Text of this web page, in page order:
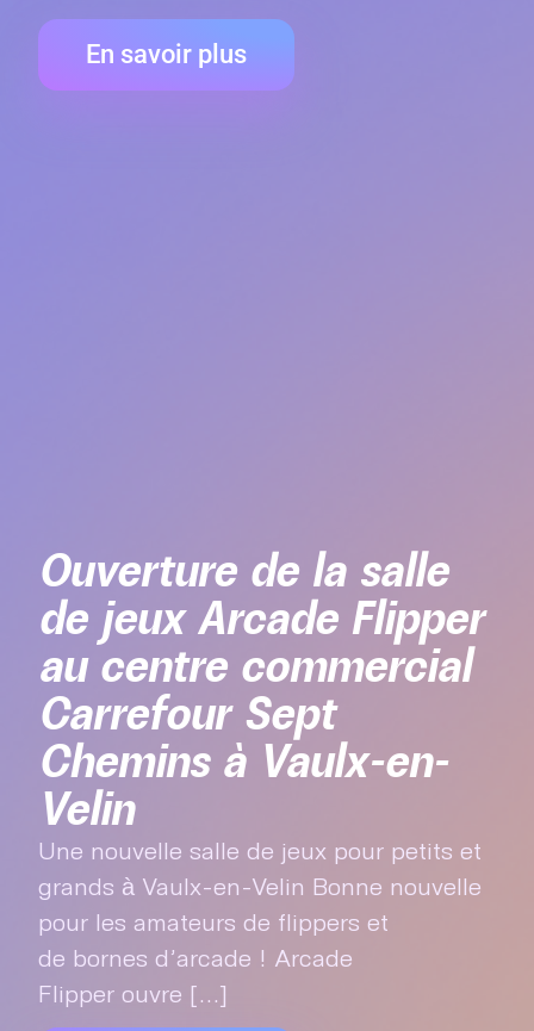
En savoir plus
Ouverture de la salle
de jeux Arcade Flipper
au centre commercial
Carrefour Sept
Chemins à Vaulx-en-
Velin
Une nouvelle salle de jeux pour petits et
grands à Vaulx-en-Velin Bonne nouvelle
pour les amateurs de flippers et
de bornes d’arcade ! Arcade
Flipper ouvre [...]